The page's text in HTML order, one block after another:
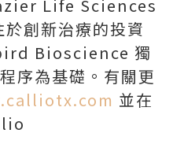
Life Sciences
創新治療的投資
Bioscience 獨
序為基礎。有關更
並在